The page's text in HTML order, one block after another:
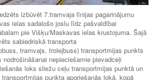
izbūvēt 7.tramvaja līnijas pagarinājumu
ielas sadalošo joslu līdz pašvaldībai
pie Višķu/Maskavas ielas krustojuma. Šajā
sabiedriskā transporta
tramvajs, trolejbuss) transportmijas punkts
nepieciešamie pievadceļi
loks sliežu ceļu transportmijas punktā un
punkta apgriešanās lokā, kopā